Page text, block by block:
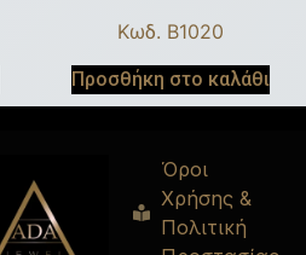
Κωδ. B1020
Προσθήκη στο καλάθι
Όροι
Χρήσης &
Πολιτική